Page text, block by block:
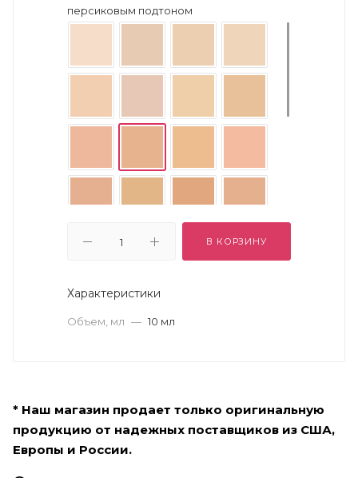
персиковым подтоном
В КОРЗИНУ
Характеристики
Объем, мл — 10 мл
* Наш магазин продает только оригинальную
продукцию от надежных поставщиков из США,
Европы и России.